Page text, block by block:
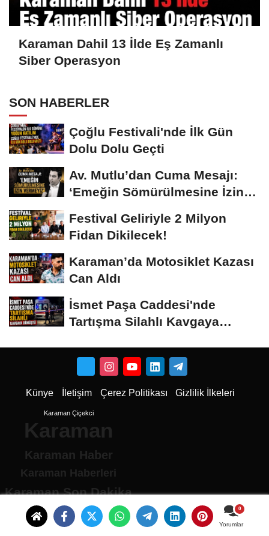
Yorumlar
Karaman Dahil 13 İlde Eş Zamanlı
Siber Operasyon
SON HABERLER
Çoğlu Festivali'nde İlk Gün
Dolu Dolu Geçti
Av. Mutlu’dan Cuma Mesajı:
‘Emeğin Sömürülmesine İzin
Festival Geliriyle 2 Milyon
Fidan Dikilecek!
Karaman’da Motosiklet Kazası
Can Aldı
İsmet Paşa Caddesi'nde
Tartışma Silahlı Kavgaya
Künye İletişim Çerez Politikası Gizlilik İlkeleri
Karaman Çiçekci
Karaman
Karaman Haber
Karaman Haberleri
Karaman Son Dakika
Karaman son dakika Haberleri
Karamandan haberler